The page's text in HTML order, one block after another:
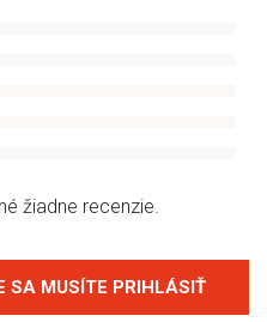
žiadne recenzie.
SA MUSÍTE PRIHLÁSIŤ